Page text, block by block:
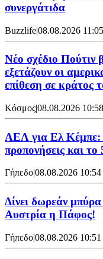
συνεργάτιδα
Buzzlife|08.08.2026 11:05
Νέο σχέδιο Πούτιν
εξετάζουν οι
επίθεση σε
Κόσμος|08.08.2026 10:58
ΑΕΛ για Ελ Κέμπε:
προπονήσεις και
Γήπεδο08.08.2026 10:54
Δίνει δωρεάν
Αυστρία η Πάφος!
Γήπεδο|08.08.2026 10:51